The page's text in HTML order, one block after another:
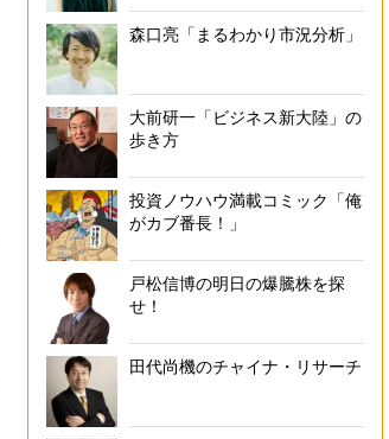
森口亮「まるわかり市況分析」
大前研一「ビジネス新大陸」の
歩き方
投資ノウハウ満載コミック「俺
がカブ番長！」
戸松信博の明日の爆騰株を探
せ！
田代尚機のチャイナ・リサーチ